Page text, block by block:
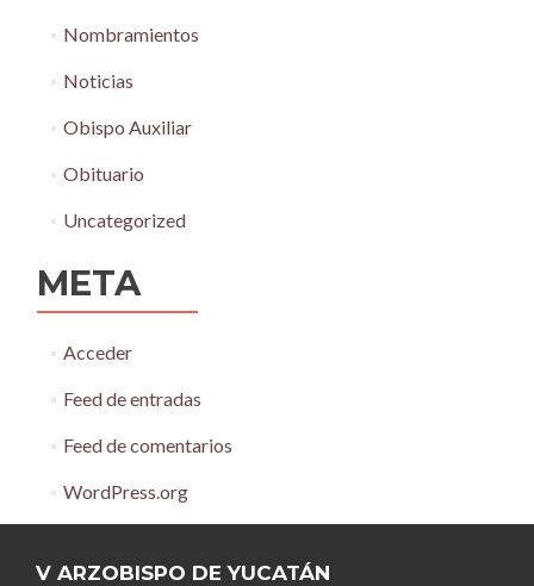
Nombramientos
Noticias
Obispo Auxiliar
Obituario
Uncategorized
META
Acceder
Feed de entradas
Feed de comentarios
WordPress.org
V ARZOBISPO DE YUCATÁN